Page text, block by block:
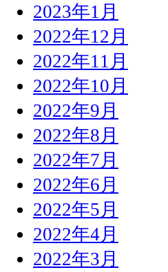
2023年1月
2022年12月
2022年11月
2022年10月
2022年9月
2022年8月
2022年7月
2022年6月
2022年5月
2022年4月
2022年3月